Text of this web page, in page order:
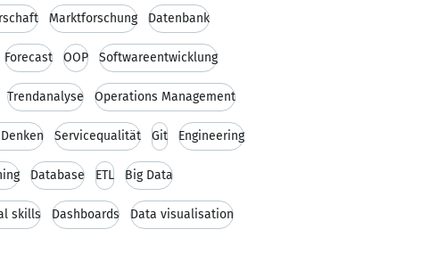
Marktforschung Datenbank
Forecast OOP Softwareentwicklung
Trendanalyse Operations Management
Servicequalität Git Engineering
Database ETL Big Data
skills Dashboards Data visualisation